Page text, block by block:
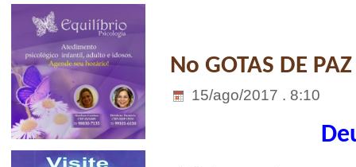
No GOTAS DE PAZ
15/ago/2017 . 8:10